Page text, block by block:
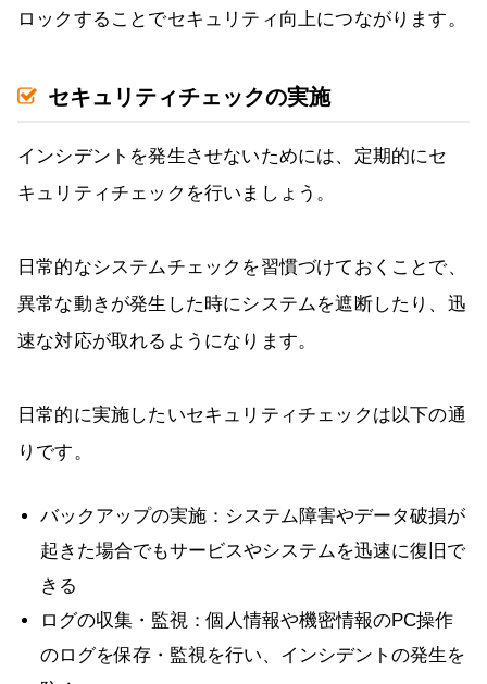
ロックすることでセキュリティ向上につながります。
セキュリティチェックの実施
インシデントを発生させないためには、定期的にセ
キュリティチェックを行いましょう。
日常的なシステムチェックを習慣づけておくことで、
異常な動きが発生した時にシステムを遮断したり、迅
速な対応が取れるようになります。
日常的に実施したいセキュリティチェックは以下の通
りです。
バックアップの実施：システム障害やデータ破損が
起きた場合でもサービスやシステムを迅速に復旧で
きる
ログの収集・監視：個人情報や機密情報のPC操作
のログを保存・監視を行い、インシデントの発生を